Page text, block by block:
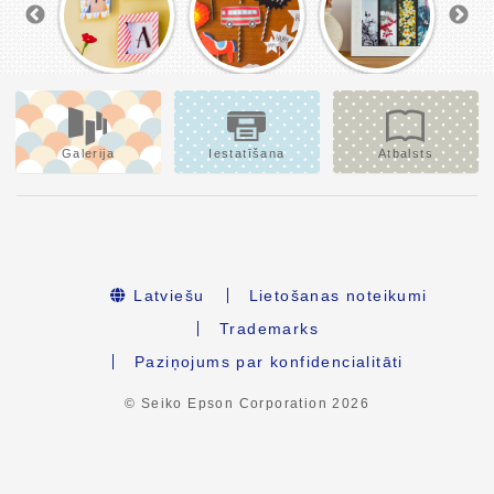
Galerija Iestatīšana Atbalsts
Latviešu
Lietošanas noteikumi
Trademarks
Paziņojums par konfidencialitāti
© Seiko Epson Corporation2026